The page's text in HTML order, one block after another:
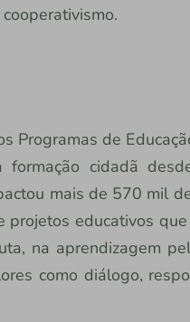
Programas de
formação cidadã
mais de 570 mil
educativos
na aprendizagem
como diálogo,